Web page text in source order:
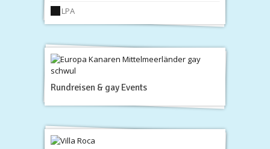
LPA
Rundreisen & gay Events